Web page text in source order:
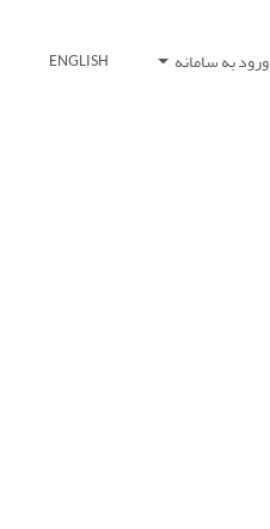
ورود به سامانه ENGLISH